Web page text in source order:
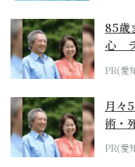
85歳
心
PR(愛
月々
術・
PR(愛